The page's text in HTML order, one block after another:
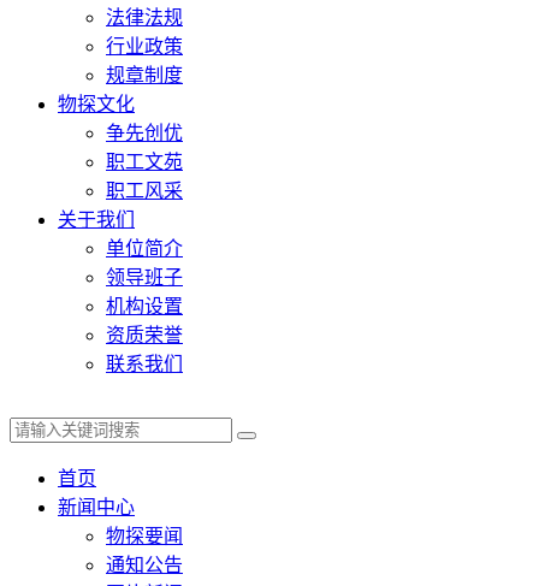
法律法规
行业政策
规章制度
物探文化
争先创优
职工文苑
职工风采
关于我们
单位简介
领导班子
机构设置
资质荣誉
联系我们
首页
新闻中心
物探要闻
通知公告